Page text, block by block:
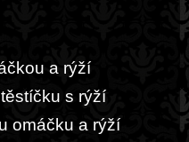
a rýží
s rýží
omáčku a rýží